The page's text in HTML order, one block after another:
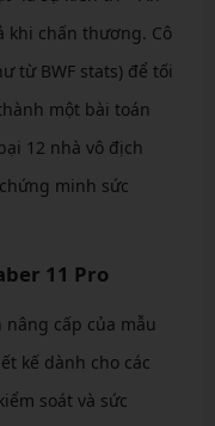
khi chấn thương. Cô
từ BWF stats) để tối
một bài toán
12 nhà vô địch
minh sức
11 Pro
nâng cấp của mẫu
kế dành cho các
soát và sức